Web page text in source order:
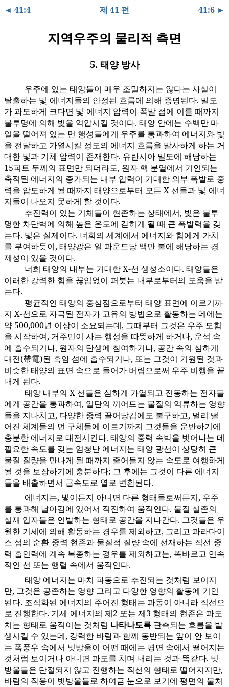
◄ 41:4 제 41 편 41:6 ►
지역우주의 물리적 측면
5. 태양 방사
우주에 있는 태양들이 매우 조밀하지는 않다는 사실이
탈출하는 빛-에너지들의 안정된 흐름에 의해 증명된다. 밀도
가 과도하게 크다면 빛-에너지 압력이 폭발 점에 이를 때까지
불투명에 의해 빛을 억압시킬 것이다. 태양 안에는 수백만 마
일을 떨어져 있는 먼 행성들에게 우주를 통과하여 에너지와 빛
을 전달하고 가열시킬 정도의 에너지 흐름을 발사하게 하는 거
대한 빛과 기체 압력이 존재한다. 유란시아 밀도에 해당하는
15피트 두께의 표면만 되더라도, 원자 핵 분열에서 기인되는
축적된 에너지의 증가되는 내부 압력이 거대한 외부 폭발로 중
력을 압도하게 될 때까지 태양으로부터 모든 X 선들과 빛-에너
지들이 나오지 못하게 할 것이다.
추진력이 있는 기체들이 현존하는 상태에서, 빛은 불투
명한 차단벽에 의해 높은 온도에 갇히게 될 때 큰 폭발력을 갖
는다. 빛은 실제이다. 너희의 세계에서 에너지와 힘에게 가치
를 부여하듯이, 태양광은 일 파운드당 백만 불에 해당하는 경
제성이 있을 것이다.
너희 태양의 내부는 거대한 X-선 생성소이다. 태양들은
이러한 강력한 힘을 끊임없이 퍼붓는 내부로부터의 도움을 받
는다.
평균적인 태양의 중심점으로부터 태양 표면에 이르기까
지 X-선으로 자극된 전자가 고유의 방법으로 활동하는 데에는
약 500,000년 이상이 소요되는데, 그때부터 그것은 우주 모험
을 시작하여, 거주민이 사는 행성을 따뜻하게 하거나, 운석 속
에 흡수되거나, 원자의 탄생에 참여하거나, 공간 속의 심하게
대전(帶電)된 흑암 섬에 흡수되거나, 또는 그것이 기원된 것과
비슷한 태양의 표면 속으로 들어가 버림으로써 우주 비행을 끝
내게 된다.
태양 내부의 X 선들은 심하게 가열되고 진동하는 전자들
에게 공간을 통과하여, 일단의 끼어드는 물질의 억류하는 영향
들을 지나치고, 다양한 중력 끌어당김에도 불구하고, 멀리 떨
어진 체계들의 먼 구체들에 이르기까지 그것들을 운반하기에
충분한 에너지로 대전시킨다. 태양의 중력 속박을 벗어나는 데
필요한 속도를 갖는 엄청난 에너지는 태양 광선이 상당히 큰
물질 질량을 만나게 될 때까지 줄어들지 않는 속도로 여행하게
될 것을 보장하기에 충분하다; 그 후에는 그것이 다른 에너지
들을 배출하면서 급속도로 열로 변환된다.
에너지는, 빛이든지 아니면 다른 형태들로써든지, 우주
를 통과해 날아감에 있어서 직진하여 움직인다. 물질 실존의
실재 입자들은 연발하는 형태로 공간을 지나간다. 그것들은 우
월한 기세에 의해 활동하는 경우를 제외하고, 그리고 파라다이
스 섬의 순환-중력 현존과 물질적 질량 속에 선재하는 직선-중
력 흡인력에 계속 복종하는 경우를 제외하고는, 똑바르고 연속
적인 선 또는 행렬 속에서 움직인다.
태양 에너지는 마치 파동으로 추진되는 것처럼 보이지
만, 그것은 공존하는 영향 그리고 다양한 영향의 활동에 기인
된다. 조직화된 에너지의 주어진 형태는 파동이 아니라 직선으
로 진행한다. 기세-에너지의 제2 또는 제3 형태의 현존은 파도
치는 형태로 움직이는 것처럼 나타나도록 관측되는 흐름을 발
생시킬 수 있는데, 강력한 바람과 함께 동반되는 앞이 안 보이
는 폭풍우 속에서 빗방울이 어떤 때에는 평면 속에서 떨어지는
것처럼 보이거나 아니면 파도를 치며 내리는 것과 똑같다. 빗
방울들은 단절되지 않고 진행하는 직선의 형태로 떨어지지만,
바람의 작용이 빗방울들로 하여금 눈으로 보기에 평면의 물처